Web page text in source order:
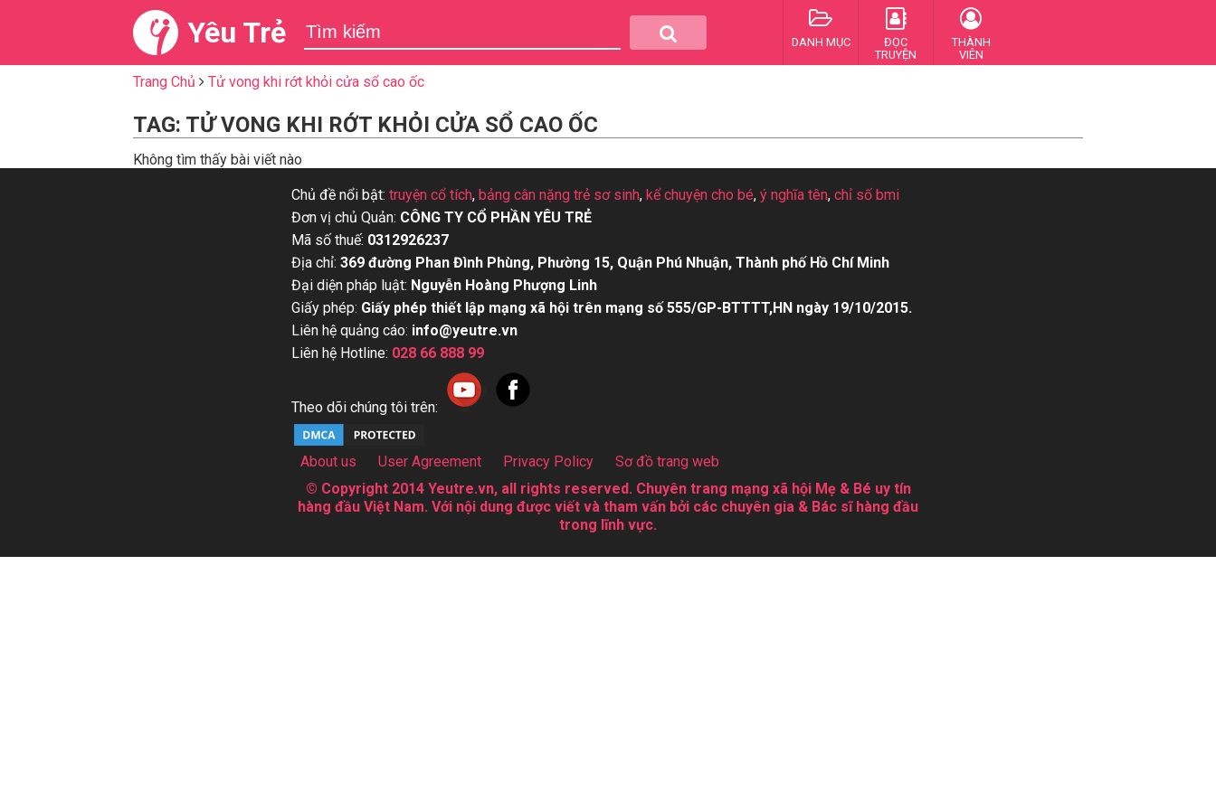
Yêu Trẻ DANH MỤC
ĐỌC
TRUYỆN
THÀNH
VIÊN
Trang Chủ Tử vong khi rớt khỏi cửa sổ cao ốc
TAG: TỬ VONG KHI RỚT KHỎI CỬA SỔ CAO ỐC
Không tìm thấy bài viết nào
Chủ đề nổi bật: truyện cổ tích, bảng cân nặng trẻ sơ sinh, kể chuyện cho bé, ý nghĩa tên, chỉ số bmi
Đơn vị chủ Quản: CÔNG TY CỔ PHẦN YÊU TRẺ
Mã số thuế: 0312926237
Địa chỉ: 369 đường Phan Đình Phùng, Phường 15, Quận Phú Nhuận, Thành phố Hồ Chí Minh
Đại diện pháp luật: Nguyễn Hoàng Phượng Linh
Giấy phép: Giấy phép thiết lập mạng xã hội trên mạng số 555/GP-BTTTT,HN ngày 19/10/2015.
Liên hệ quảng cáo: info@yeutre.vn
Liên hệ Hotline: 028 66 888 99
Theo dõi chúng tôi trên:
About us User Agreement Privacy Policy
Sơ đồ trang web
© Copyright 2014 Yeutre.vn, all rights reserved. Chuyên trang mạng xã hội Mẹ & Bé uy tín
hàng đầu Việt Nam. Với nội dung được viết và tham vấn bởi các chuyên gia & Bác sĩ hàng đầu
trong lĩnh vực.